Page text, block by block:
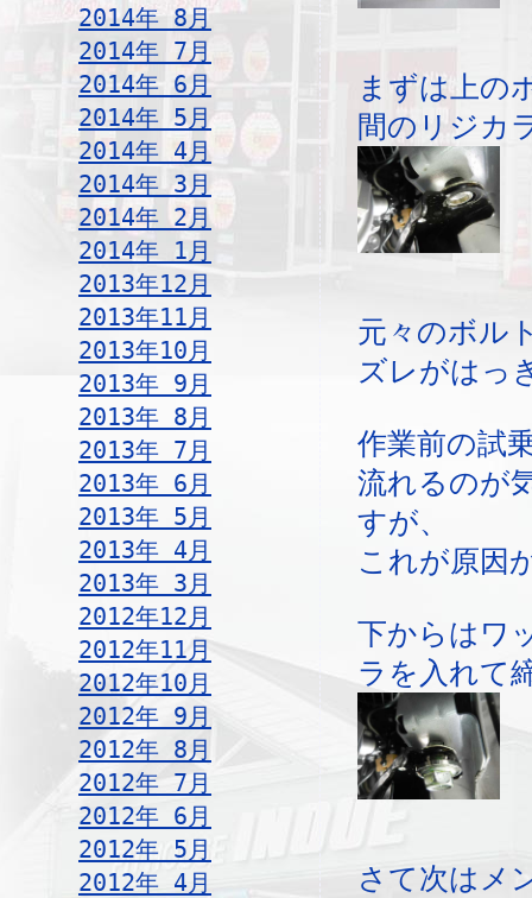
2014年 8月
2014年 7月
2014年 6月
2014年 5月
2014年 4月
2014年 3月
2014年 2月
2014年 1月
2013年12月
2013年11月
2013年10月
2013年 9月
2013年 8月
2013年 7月
2013年 6月
2013年 5月
2013年 4月
2013年 3月
2012年12月
2012年11月
2012年10月
2012年 9月
2012年 8月
2012年 7月
2012年 6月
2012年 5月
2012年 4月
まずは上の
間のリジカ
元々のボル
ズレがはっ
作業前の試
流れるのが
すが、
これが原因
下からはワ
ラを入れて
さて次はメ